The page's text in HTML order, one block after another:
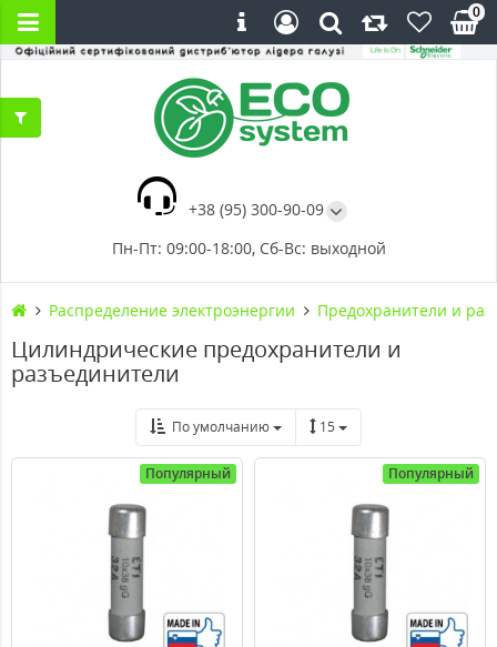
+38 (95) 300-90-09
Пн-Пт: 09:00-18:00, Сб-Вс: выходной
0
Распределение электроэнергии Предохранители и
Цилиндрические предохранители и
разъединители
По умолчанию 15
Популярный Популярный